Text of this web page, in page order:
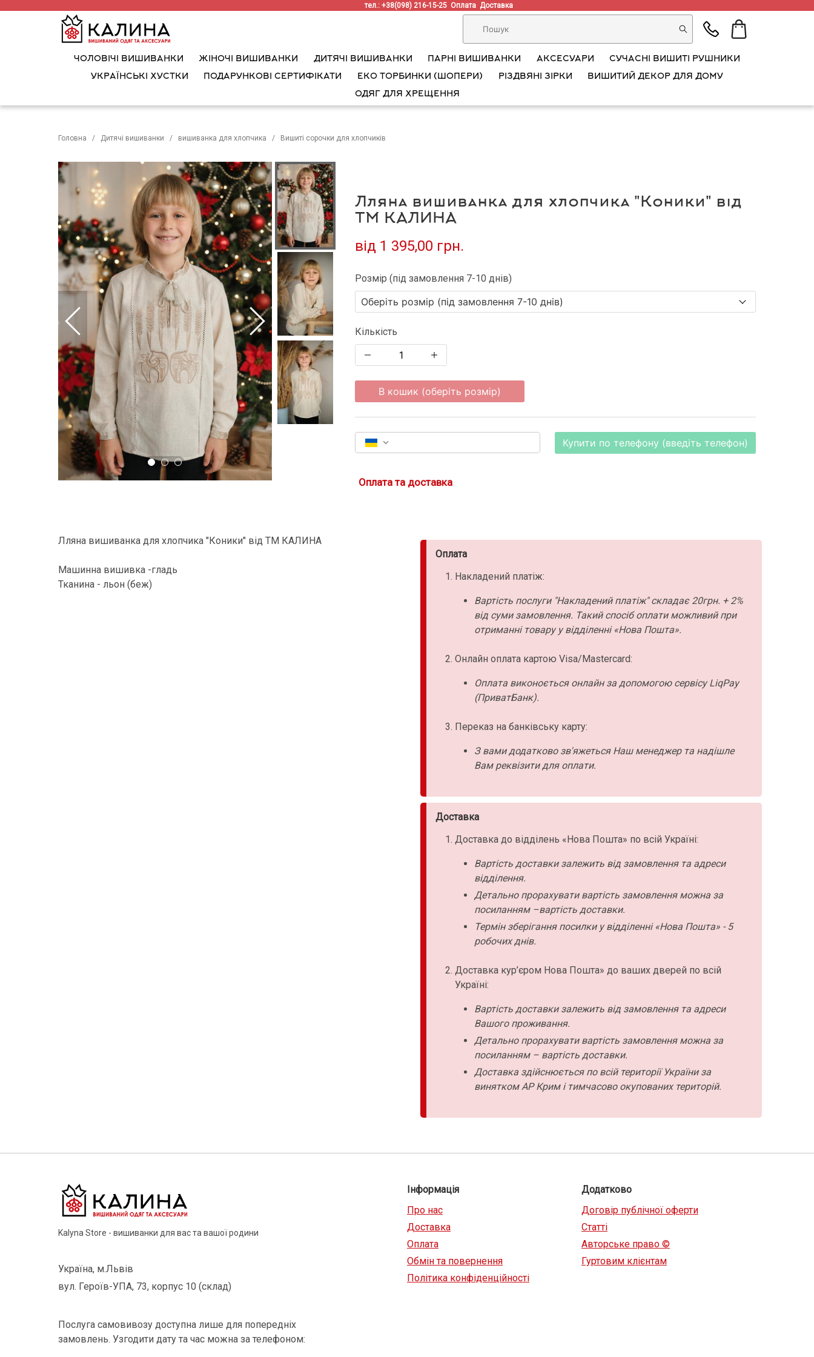
тел.: +38(098) 216-15-25 Оплата Доставка
ЧОЛОВІЧІ ВИШИВАНКИ ЖІНОЧІ ВИШИВАНКИ ДИТЯЧІ ВИШИВАНКИ ПАРНІ ВИШИВАНКИ АКСЕСУАРИ
СУЧАСНІ ВИШИТІ РУШНИКИ
УКРАЇНСЬКІ ХУСТКИ
ПОДАРУНКОВІ СЕРТИФІКАТИ ЕКО ТОРБИНКИ (ШОПЕРИ) РІЗДВЯНІ ЗІРКИ
ВИШИТИЙ ДЕКОР ДЛЯ ДОМУ
ОДЯГ ДЛЯ ХРЕЩЕННЯ
Головна Дитячі вишиванки вишиванка для хлопчика Вишиті сорочки для хлопчиків
Лляна вишиванка для хлопчика "Коники" від
ТМ КАЛИНА
від 1 395,00 грн.
Розмір (під замовлення 7-10 днів)
Кількість
В кошик (оберіть розмір)
Купити по телефону (введіть телефон)
Оплата та доставка
Лляна вишиванка для хлопчика "Коники" від ТМ КАЛИНА
Машинна вишивка -гладь
Тканина - льон (беж)
Оплата
Накладений платіж:
Вартість послуги "Накладений платіж" складає 20грн. + 2%
від суми замовлення. Такий спосіб оплати можливий при
отриманні товару у відділенні «Нова Пошта».
Онлайн оплата картою Visa/Mastercard:
Оплата виконоється онлайн за допомогою сервісу LiqPay
(ПриватБанк).
Переказ на банківську карту:
З вами додатково зв'яжеться Наш менеджер та надішле
Вам реквізити для оплати.
Доставка
Доставка до відділень «Нова Пошта» по всій Україні:
Вартість доставки залежить від замовлення та адреси
відділення.
Детально прорахувати вартість замовлення можна за
посиланням –вартість доставки.
Термін зберігання посилки у відділенні «Нова Пошта» - 5
робочих днів.
Доставка кур’єром Нова Пошта» до ваших дверей по всій
Україні:
Вартість доставки залежить від замовлення та адреси
Вашого проживання.
Детально прорахувати вартість замовлення можна за
посиланням – вартість доставки.
Доставка здійснюється по всій території України за
винятком АР Крим і тимчасово окупованих територій.
Kalyna Store - вишиванки для вас та вашої родини
Україна, м.Львів
вул. Героїв-УПА, 73, корпус 10 (склад)
Послуга самовивозу доступна лише для попередніх
замовлень. Узгодити дату та час можна за телефоном:
Інформація
Про нас
Доставка
Оплата
Обмін та повернення
Політика конфіденційності
Додатково
Договір публічної оферти
Статті
Авторське право ©
Гуртовим клієнтам